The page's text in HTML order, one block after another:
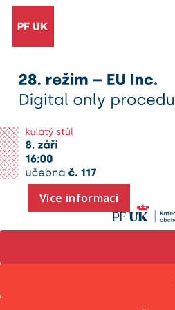
Více informací